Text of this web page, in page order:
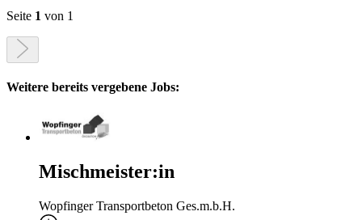
Seite 1 von 1
Weitere bereits vergebene Jobs:
Mischmeister:in
Wopfinger Transportbeton Ges.m.b.H.